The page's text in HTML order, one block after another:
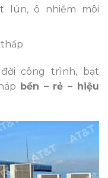
lún, ô nhiễm môi
công trình, bạt
bền – rẻ – hiệu